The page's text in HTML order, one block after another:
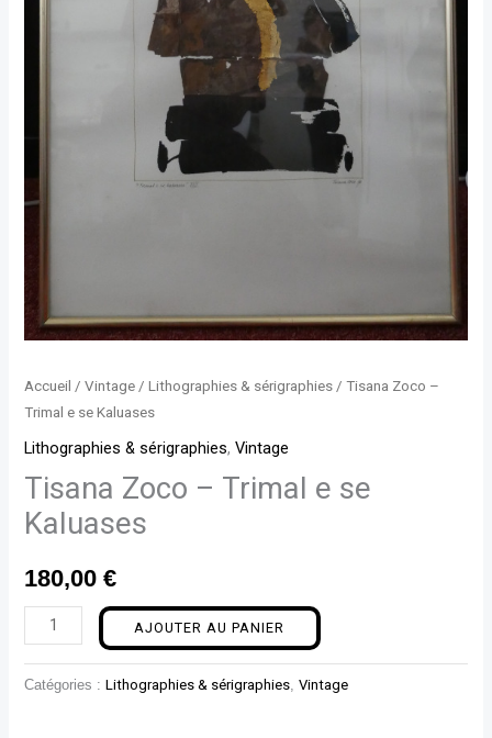
Accueil /Vintage /Lithographies & sérigraphies / Tisana Zoco –
Trimal e se Kaluases
Lithographies & sérigraphies,Vintage
Tisana Zoco – Trimal e se
Kaluases
180,00€
AJOUTER AU PANIER
Catégories :Lithographies & sérigraphies ,Vintage